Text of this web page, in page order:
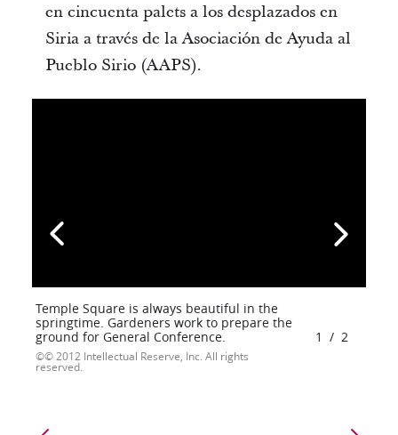
en cincuenta palets a los desplazados en
Siria a través de la Asociación de Ayuda al
Pueblo Sirio (AAPS).
Temple Square is always beautiful in the
springtime. Gardeners work to prepare the
ground for General Conference.
© 2012 Intellectual Reserve, Inc. All rights
reserved.
1 / 2